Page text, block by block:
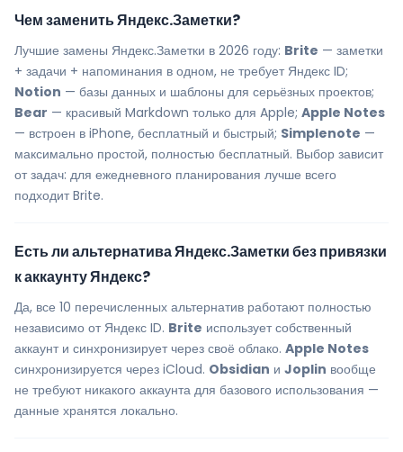
Чем заменить Яндекс.Заметки?
Лучшие замены Яндекс.Заметки в 2026 году: Brite — заметки
+ задачи + напоминания в одном, не требует Яндекс ID;
Notion — базы данных и шаблоны для серьёзных проектов;
Bear — красивый Markdown только для Apple; Apple Notes
— встроен в iPhone, бесплатный и быстрый; Simplenote —
максимально простой, полностью бесплатный. Выбор зависит
от задач: для ежедневного планирования лучше всего
подходит Brite.
Есть ли альтернатива Яндекс.Заметки без привязки
к аккаунту Яндекс?
Да, все 10 перечисленных альтернатив работают полностью
независимо от Яндекс ID. Brite использует собственный
аккаунт и синхронизирует через своё облако. Apple Notes
синхронизируется через iCloud. Obsidian и Joplin вообще
не требуют никакого аккаунта для базового использования —
данные хранятся локально.